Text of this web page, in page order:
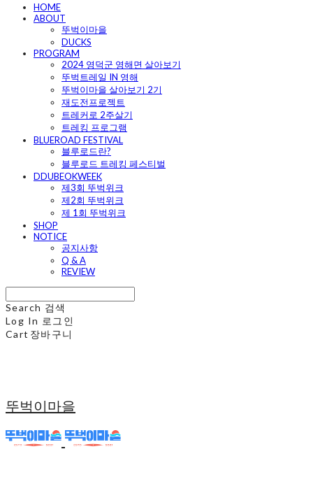
HOME
ABOUT
뚜벅이마을
DUCKS
PROGRAM
2024 영덕군 영해면 살아보기
뚜벅트레일 IN 영해
뚜벅이마을 살아보기 2기
재도전프로젝트
트레커로 2주살기
트레킹 프로그램
BLUEROAD FESTIVAL
블루로드란?
블루로드 트레킹 페스티벌
DDUBEOKWEEK
제3회 뚜벅위크
제2회 뚜벅위크
제 1회 뚜벅위크
SHOP
NOTICE
공지사항
Q & A
REVIEW
Search 검색
Log In 로그인
Cart 장바구니
뚜벅이마을